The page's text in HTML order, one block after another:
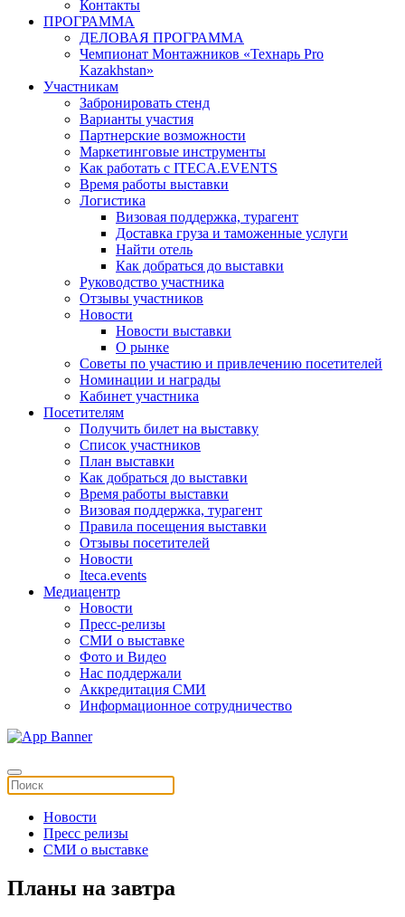
Контакты
ПРОГРАММА
ДЕЛОВАЯ ПРОГРАММА
Чемпионат Монтажников «Технарь Pro
Kazakhstan»
Участникам
Забронировать стенд
Варианты участия
Партнерские возможности
Маркетинговые инструменты
Как работать с ITECA.EVENTS
Время работы выставки
Логистика
Визовая поддержка, турагент
Доставка груза и таможенные услуги
Найти отель
Как добраться до выставки
Руководство участника
Отзывы участников
Новости
Новости выставки
О рынке
Советы по участию и привлечению посетителей
Номинации и награды
Кабинет участника
Посетителям
Получить билет на выставку
Список участников
План выставки
Как добраться до выставки
Время работы выставки
Визовая поддержка, турагент
Правила посещения выставки
Отзывы посетителей
Новости
Iteca.events
Медиацентр
Новости
Пресс-релизы
СМИ о выставке
Фото и Видео
Нас поддержали
Аккредитация СМИ
Информационное сотрудничество
Новости
Пресс релизы
СМИ о выставке
Планы на завтра